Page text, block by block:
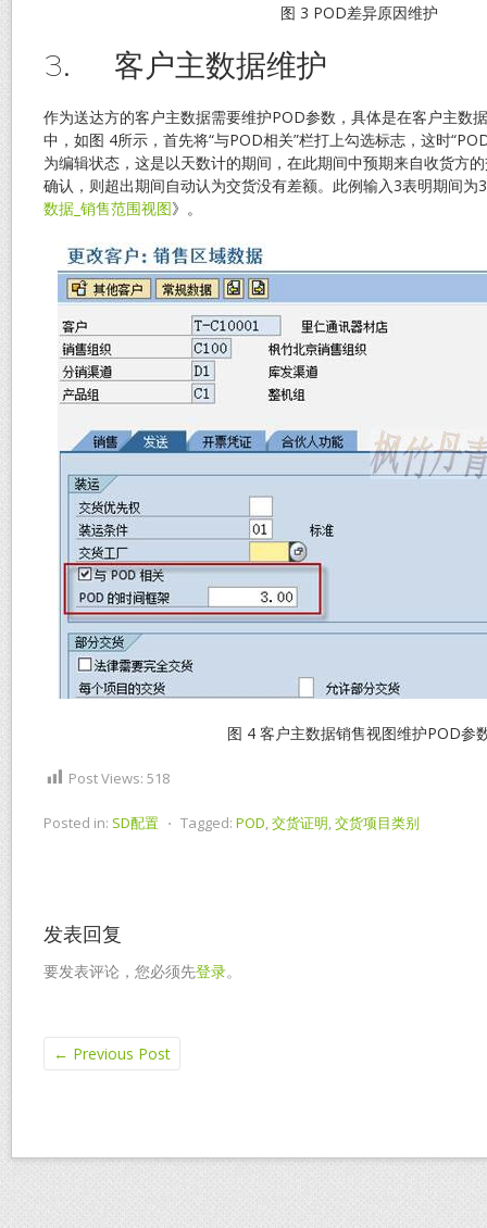
图 3 POD差异原因维护
3. 客户主数据维护
作为送达方的客户主数据需要维护POD参数，具体是在客户主数
中，如图 4所示，首先将“与POD相关”栏打上勾选标志，这时
为编辑状态，这是以天数计的期间，在此期间中预期来自收货方
确认，则超出期间自动认为交货没有差额。此例输入3表明期间为
数据_销售范围视图》。
图 4 客户主数据销售视图维护POD参
Post Views: 518
Posted in: SD配置 ⋅ Tagged: POD,交货证明,交货项目类别
发表回复
要发表评论，您必须先登录。
← Previous Post